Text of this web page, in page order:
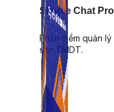
Simple Chat Pro
Phần mềm quản
sàn TMDT.